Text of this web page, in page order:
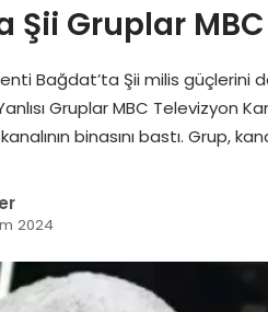
Şii Gruplar
Bağdat’ta Şii milis güçlerini
Gruplar MBC Televizyon
binasını bastı. Grup,
2024